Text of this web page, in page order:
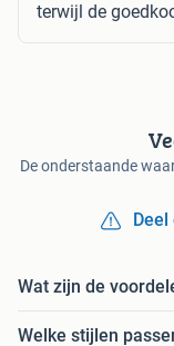
terwijl de
De onderstaande
Wat zijn de
Welke stijlen